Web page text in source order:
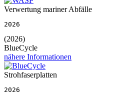
Verwertung mariner Abfälle
2026
(2026)
BlueCycle
nähere Informationen
Strohfaserplatten
2026